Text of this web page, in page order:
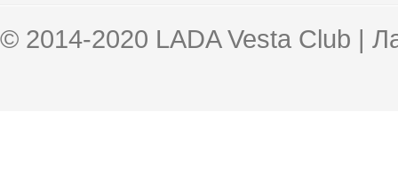
© 2014-2020 LADA Vesta Club |